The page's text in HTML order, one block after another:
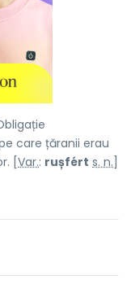
care țăranii erau
[ Var.: rușfért s. n.